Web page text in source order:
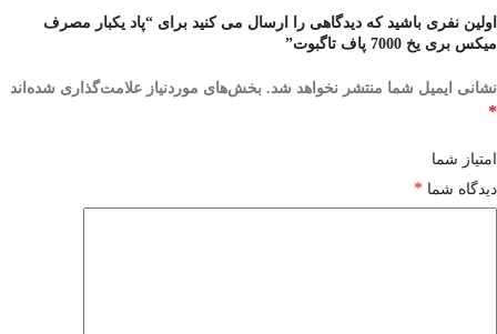
اولین نفری باشید که دیدگاهی را ارسال می کنید برای “پاد یکبار مصرف
میکس بری یخ 7000 پاف تاگبوت”
نشانی ایمیل شما منتشر نخواهد شد. بخش‌های موردنیاز علامت‌گذاری شده‌اند
*
امتیاز شما
دیدگاه شما *